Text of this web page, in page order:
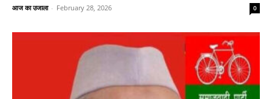
आज का उजाला - February 28, 2026 0